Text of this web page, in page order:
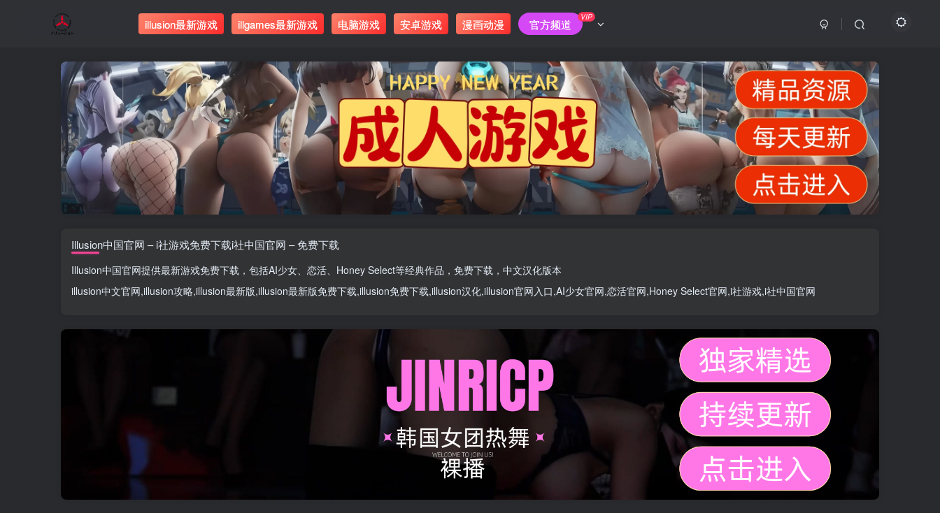
illusion最新游戏 illgames最新游戏 电脑游戏 安卓游戏 漫画动漫 官方频道
VIP
Illusion中国官网 – i社游戏免费下载i社中国官网 – 免费下载
Illusion中国官网提供最新游戏免费下载，包括AI少女、 恋活、 Honey Select等经典作品，免费下载，中文汉化版本
illusion中文官网,illusion攻略,illusion最新版,illusion最新版免费下载,illusion免费下载,illusion汉化,illusion官网入口,AI少女官网,恋活官网,Honey Select官网,i社游戏,i社中国官网